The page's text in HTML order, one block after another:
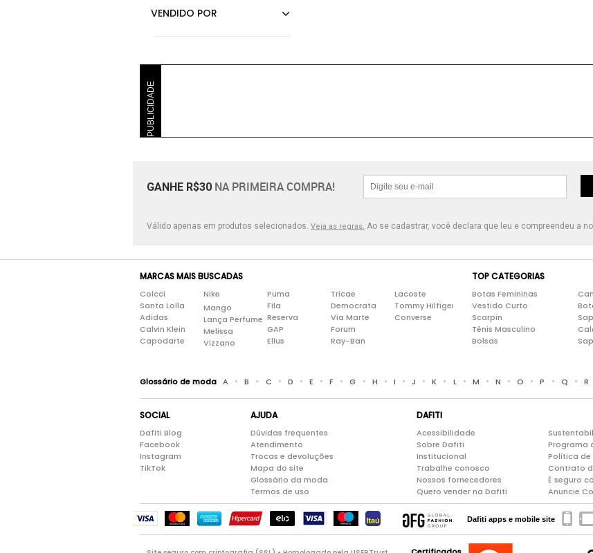
PUBLICIDADE
GANHE R$30 NA PRIMEIRA COMPRA!
Válido apenas em produtos selecionados. Veja as regras. Ao se cadastrar, você declara que leu e compreendeu a
MARCAS MAIS BUSCADAS
Colcci
Santa Lolla
Adidas
Calvin Klein
Capodarte
Nike
Mango
Lança Perfume
Melissa
Vizzano
Puma
Fila
Reserva
GAP
Ellus
Tricae
Democrata
Via Marte
Forum
Ray-Ban
Lacoste
Tommy Hilfiger
Converse
TOP CATEGORIAS
Botas Femininas
Vestido Curto
Scarpin
Tênis Masculino
Bolsas
Glossário de moda A • B • C • D • E • F • G • H • I • J • K • L • M • N • O • P • Q • R
SOCIAL
Dafiti Blog
Facebook
Instagram
TikTok
AJUDA
Dúvidas frequentes
Atendimento
Trocas e devoluções
Mapa do site
Glossário da moda
Termos de uso
DAFITI
Acessibilidade
Sobre Dafiti
Institucional
Trabalhe conosco
Nossos fornecedores
Quero vender na Dafiti
Programa
Política
Contrato
É seguro
Anuncie
Dafiti apps e mobile site